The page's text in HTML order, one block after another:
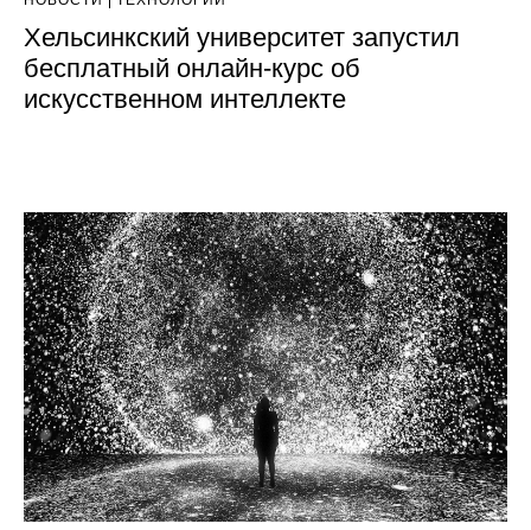
Хельсинкский университет запустил
бесплатный онлайн-курс об
искусственном интеллекте